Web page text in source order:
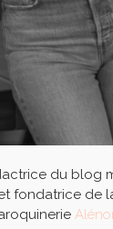
du blog
et fondatrice de